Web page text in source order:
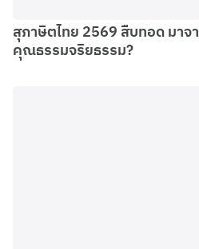
สุภาษิตไทย 2569 สืบทอด มา
คุณธรรมจริยธรรม?